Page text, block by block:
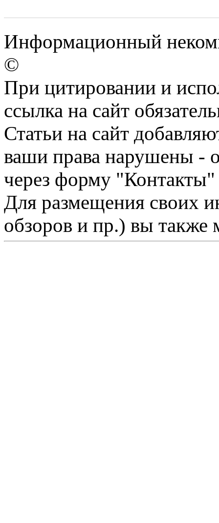
Информационный
©
При цитировании и
ссылка на сайт
Статьи на сайт
ваши права нарушены -
через форму "Контакты"
Для размещения своих
обзоров и пр.) вы также